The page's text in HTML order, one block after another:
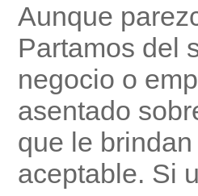
Aunque
Partamos del
negocio o
asentado
que le
aceptable. Si